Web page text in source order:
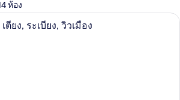
ห้อง
ห้องพัก, เตียงคิงไซส์ 1 เตียง, ระเบียง,
ตียง, ระเบียง, วิวเมือง